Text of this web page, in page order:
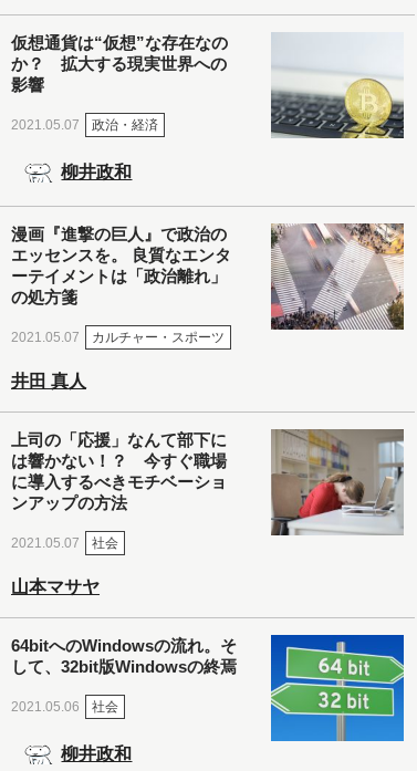
仮想通貨は“仮想”な存在なの
か？ 拡大する現実世界への
影響
2021.05.07 政治・経済
柳井政和
漫画『進撃の巨人』で政治の
エッセンスを。 良質なエンタ
ーテイメントは「政治離れ」
の処方箋
2021.05.07 カルチャー・スポーツ
井田 真人
上司の「応援」なんて部下に
は響かない！？ 今すぐ職場
に導入するべきモチベーショ
ンアップの方法
2021.05.07 社会
山本マサヤ
64bitへのWindowsの流れ。そ
して、32bit版Windowsの終焉
2021.05.06 社会
柳井政和